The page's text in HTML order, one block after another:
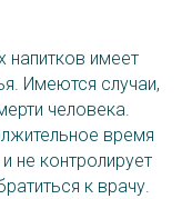
напитков имеет
Имеются случаи,
человека.
время
не контролирует
к врачу.